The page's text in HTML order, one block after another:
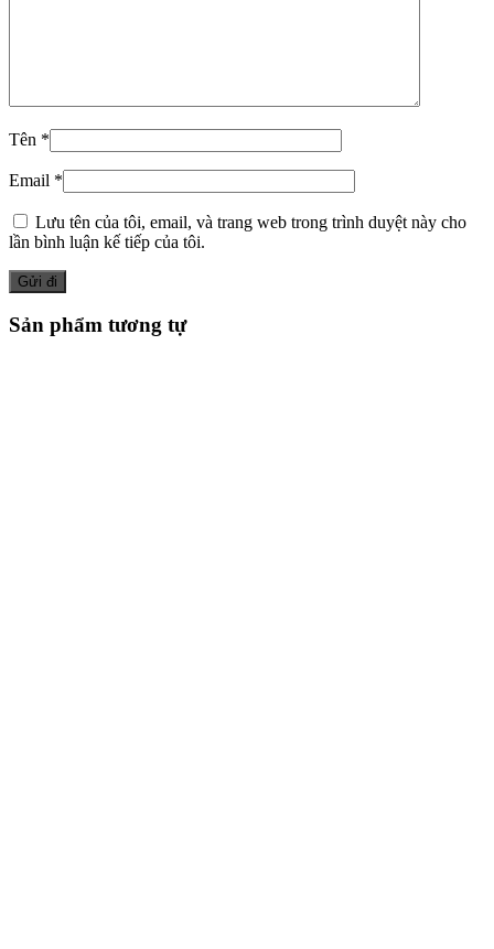
Tên *
Email *
Lưu tên của tôi, email, và trang web trong trình duyệt này cho
lần bình luận kế tiếp của tôi.
Sản phẩm tương tự